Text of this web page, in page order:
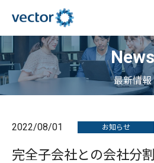
News
最新情報
2022/08/01 お知らせ
完全子会社との会社分